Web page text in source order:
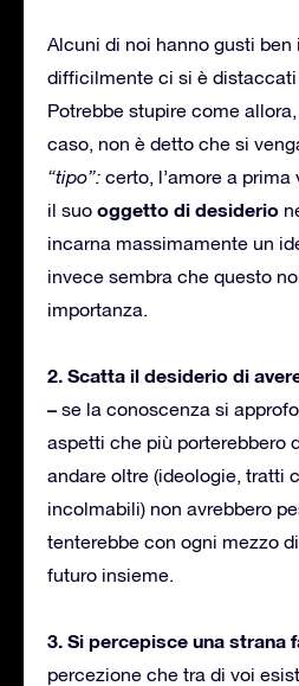
Alcuni di noi hanno gusti
difficilmente ci si è distaccati
Potrebbe stupire come
caso, non è detto che si
“tipo”: certo, l’amore a
il suo oggetto di desiderio
incarna massimamente un
invece sembra che questo
importanza.
2. Scatta il desiderio di
– se la conoscenza si
aspetti che più porterebbero
andare oltre (ideologie, tratti
incolmabili) non avrebbero
tenterebbe con ogni mezzo
futuro insieme.
3. Si percepisce una strana
percezione che tra di voi